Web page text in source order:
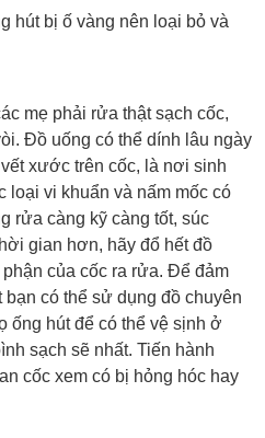
hút bị ố vàng nên loại bỏ và
mẹ phải rửa thật sạch cốc,
Đồ uống có thể dính lâu ngày
xước trên cốc, là nơi sinh
loại vi khuẩn và nấm mốc có
rửa càng kỹ càng tốt, súc
gian hơn, hãy đổ hết đồ
của cốc ra rửa. Để đảm
bạn có thể sử dụng đồ chuyên
ống hút để có thể vệ sịnh ở
sạch sẽ nhất. Tiến hành
cốc xem có bị hỏng hóc hay